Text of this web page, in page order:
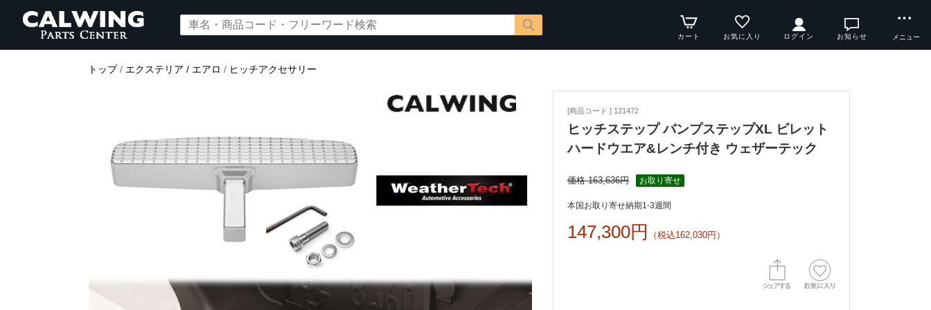
カート お気に入り ログイン お知らせ メニュー
トップ/ エクステリア / エアロ / ヒッチアクセサリー
[商品コード ] 121472
ヒッチステップ バンプステップXL ビレット
ハードウエア&レンチ付き ウェザーテック
価格 163,636円 お取り寄せ
本国お取り寄せ納期1-3週間
147,300円 （税込162,030円）